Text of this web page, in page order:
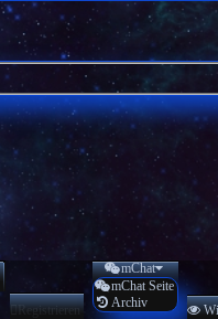
Registrieren
mChat
mChat Seite
Archiv